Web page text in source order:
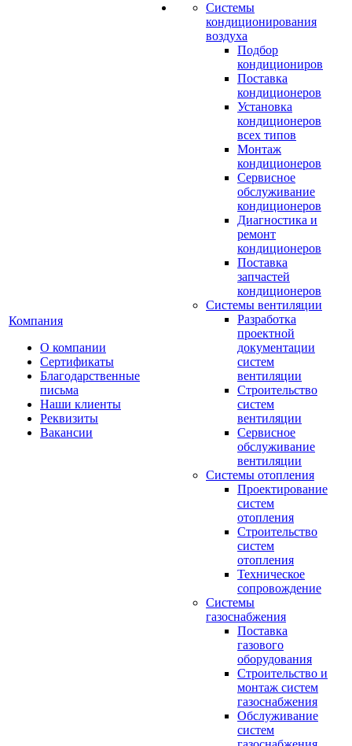
Компания
О компании
Сертификаты
Благодарственные
письма
Наши клиенты
Реквизиты
Вакансии
Системы
кондиционирования
воздуха
Подбор
кондициониров
Поставка
кондиционеров
Установка
кондиционеров
всех типов
Монтаж
кондиционеров
Сервисное
обслуживание
кондиционеров
Диагностика и
ремонт
кондиционеров
Поставка
запчастей
кондиционеров
Системы вентиляции
Разработка
проектной
документации
систем
вентиляции
Строительство
систем
вентиляции
Сервисное
обслуживание
вентиляции
Системы отопления
Проектирование
систем
отопления
Строительство
систем
отопления
Техническое
сопровождение
Системы
газоснабжения
Поставка
газового
оборудования
Строительство и
монтаж систем
газоснабжения
Обслуживание
систем